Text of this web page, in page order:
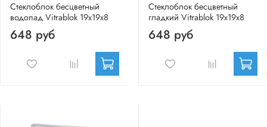
Стеклоблок бесцветный
водопад Vitrablok 19х19х8
648 руб
Стеклоблок бесцветный
гладкий Vitrablok 19х19х8
648 руб